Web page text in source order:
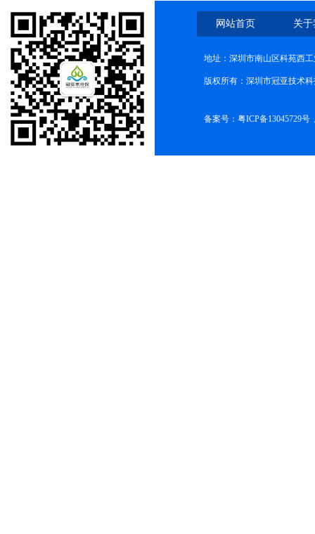
网站首页 关
地址：深圳市南山区科苑西
版权所有：深圳市冠亚技术
备案号： 粤ICP备13045729号